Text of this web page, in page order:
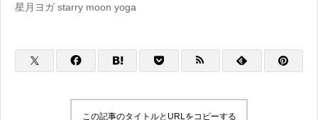
星月ヨガ starry moon yoga
この記事のタイトルとURLをコピーする